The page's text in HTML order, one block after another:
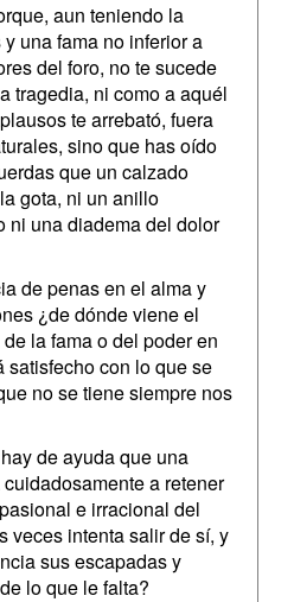
aun teniendo la
una fama no inferior a
del foro, no te sucede
tragedia, ni como a aquél
te arrebató, fuera
sino que has oído
que un calzado
gota, ni un anillo
ni una diadema del dolor
de penas en el alma y
¿de dónde viene el
la fama o del poder en
satisfecho con lo que se
no se tiene siempre nos
de ayuda que una
a retener
e irracional del
veces intenta salir de sí, y
sus escapadas y
lo que le falta?